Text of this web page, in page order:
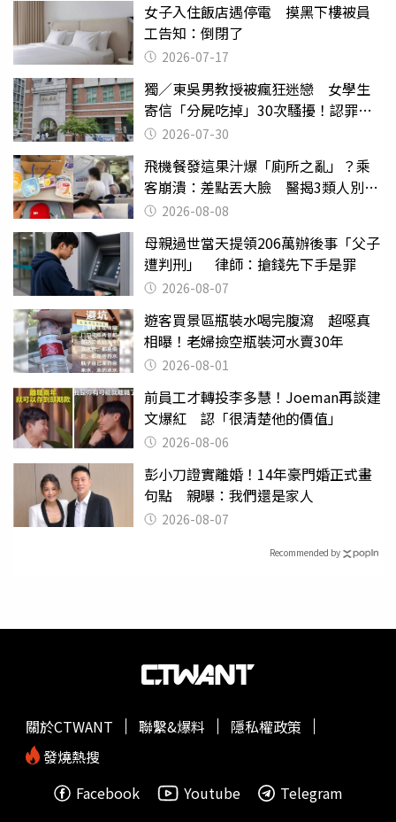
女子入住飯店遇停電 摸黑下樓被員
工告知：倒閉了
2026-07-17
獨／東吳男教授被瘋狂迷戀 女學生
寄信「分屍吃掉」30次騷擾！認罪免
關 2026-07-30
飛機餐發這果汁爆「廁所之亂」？乘
客崩潰：差點丟大臉 醫揭3類人別亂
喝 2026-08-08
母親過世當天提領206萬辦後事「父子
遭判刑」 律師：搶錢先下手是罪
2026-08-07
遊客買景區瓶裝水喝完腹瀉 超噁真
相曝！老婦撿空瓶裝河水賣30年
2026-08-01
前員工才轉投李多慧！Joeman再談建
文爆紅 認「很清楚他的價值」
2026-08-06
彭小刀證實離婚！14年豪門婚正式畫
句點 親曝：我們還是家人
2026-08-07
Recommended by
關於CTWANT 聯繫&爆料
隱私權政策
發燒熱搜
Facebook
Youtube Telegram